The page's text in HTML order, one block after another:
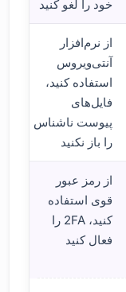
خود را لغو کنید
از نرم‌افزار
آنتی‌ویروس
استفاده کنید،
فایل‌های
پیوست ناشناس
را باز نکنید
از رمز عبور
قوی استفاده
کنید، 2FA را
فعال کنید